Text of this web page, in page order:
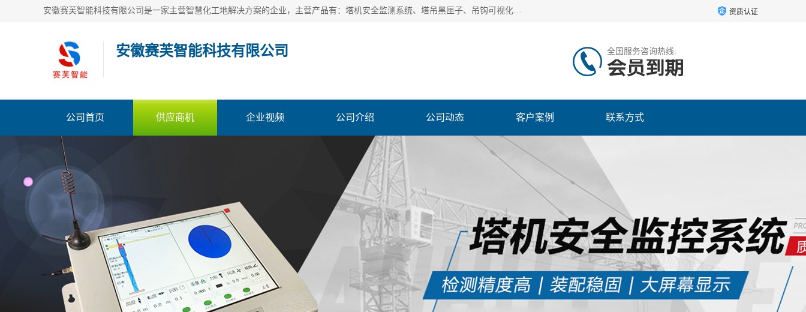
安徽赛芙智能科技有限公司是一家主营智慧化工地解决方案的企业，主营产品有：塔机安全监测系统、塔吊黑匣子、吊钩可视化、吊钩可视化系统、塔机安全监控系统、塔机黑匣子等。创建至今始终关注用户需求，为用户提供有的产品和服务。 资质认证
安徽赛芙智能科技有限公司 全国服务咨询热线:
会员到期
公司首页 供应商机 企业视频 公司介绍 公司动态 客户案例 联系方式